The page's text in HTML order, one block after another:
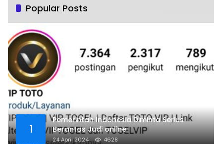
Popular Posts
1
Pemerintah Indonesia Diminta Serius
Berantas Judi online
24 April 2024 4628